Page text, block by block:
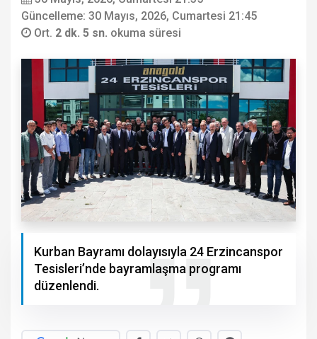
Güncelleme: 30 Mayıs, 2026, Cumartesi 21:45
Ort. 2 dk. 5 sn. okuma süresi
Kurban Bayramı dolayısıyla 24 Erzincanspor
Tesisleri’nde bayramlaşma programı
düzenlendi.